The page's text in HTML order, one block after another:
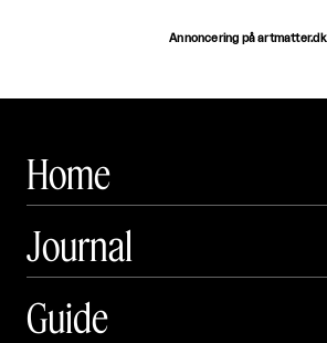
Annoncering på artmatter.dk
Home
Journal
Guide